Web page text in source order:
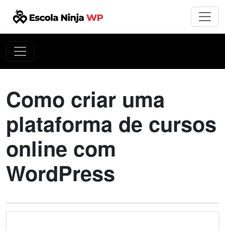
Como criar uma
plataforma de cursos
online com
WordPress